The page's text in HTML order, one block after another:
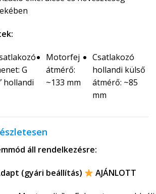
G
hollandi
Motorfej
átmérő:
~133 mm
Csatlakozó
hollandi külső
átmérő: ~85
mm
áll rendelkezésre:
(gyári beállítás) AJÁNLOTT